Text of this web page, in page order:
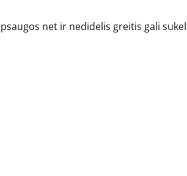
net ir nedidelis greitis gali